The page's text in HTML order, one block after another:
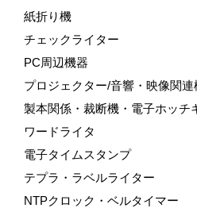
紙折り機
チェックライター
PC周辺機器
プロジェクター/音響・映像関連
製本関係・裁断機・電子ホッチ
ワードライタ
電子タイムスタンプ
テプラ・ラベルライター
NTPクロック・ベルタイマー